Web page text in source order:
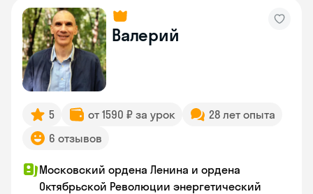
Валерий
5 от 1590 ₽ за урок
28 лет опыта
6 отзывов
Московский ордена Ленина и ордена
Октябрьской Революции энергетический